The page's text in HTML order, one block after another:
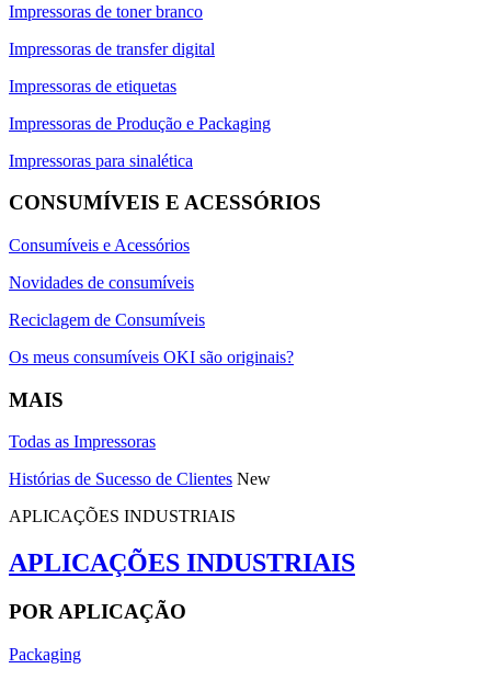
Impressoras de toner branco
Impressoras de transfer digital
Impressoras de etiquetas
Impressoras de Produção e Packaging
Impressoras para sinalética
CONSUMÍVEIS E ACESSÓRIOS
Consumíveis e Acessórios
Novidades de consumíveis
Reciclagem de Consumíveis
Os meus consumíveis OKI são originais?
MAIS
Todas as Impressoras
Histórias de Sucesso de Clientes New
APLICAÇÕES INDUSTRIAIS
APLICAÇÕES INDUSTRIAIS
POR APLICAÇÃO
Packaging